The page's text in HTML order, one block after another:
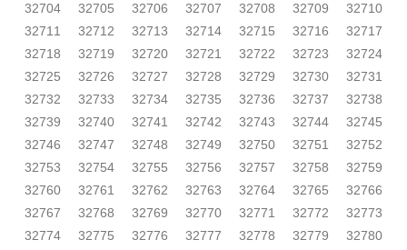
32704
32705 32706 32707 32708 32709
32710
32711
32712 32713 32714 32715 32716
32717
32718
32719 32720 32721 32722 32723
32724
32725
32726 32727 32728 32729 32730
32731
32732
32733 32734 32735 32736 32737
32738
32739
32740 32741 32742 32743 32744
32745
32746
32747 32748 32749 32750 32751
32752
32753
32754 32755 32756 32757 32758
32759
32760
32761 32762 32763 32764 32765
32766
32767
32768 32769 32770 32771 32772
32773
32774
32775 32776 32777 32778 32779
32780